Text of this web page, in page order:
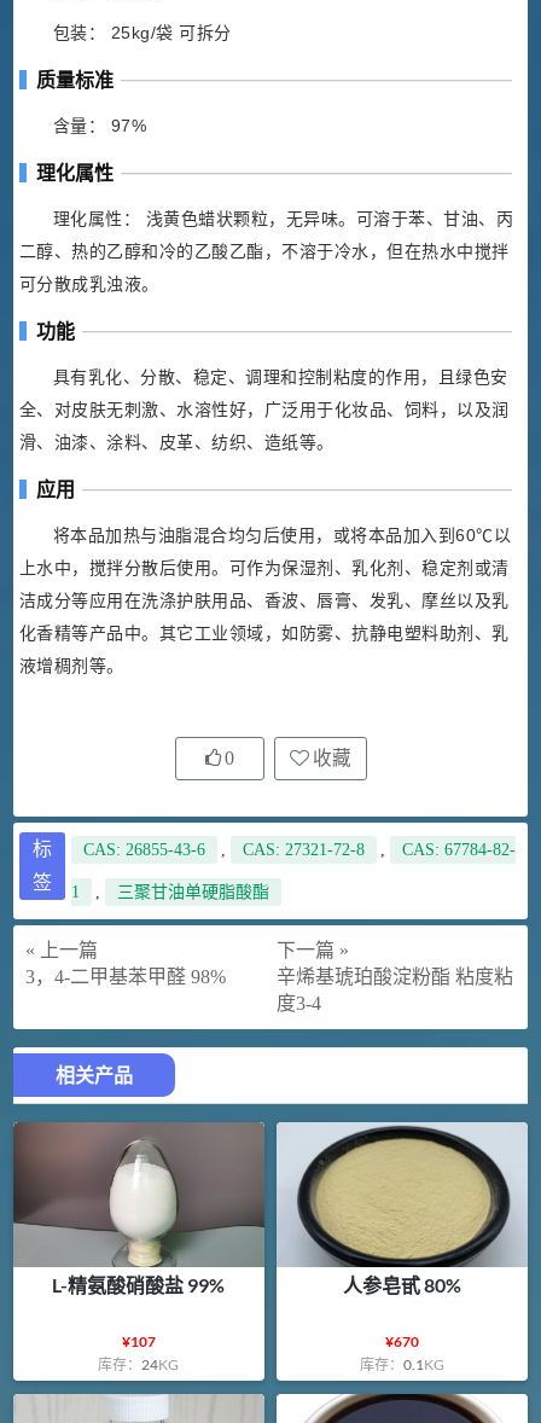
包装： 25kg/袋 可拆分
质量标准
含量： 97%
理化属性
理化属性： 浅黄色蜡状颗粒，无异味。可溶于苯、甘油、丙
二醇、热的乙醇和冷的乙酸乙酯，不溶于冷水，但在热水中搅拌
可分散成乳浊液。
功能
具有乳化、分散、稳定、调理和控制粘度的作用，且绿色安
全、对皮肤无刺激、水溶性好，广泛用于化妆品、饲料，以及润
滑、油漆、涂料、皮革、纺织、造纸等。
应用
将本品加热与油脂混合均匀后使用，或将本品加入到60℃以
上水中，搅拌分散后使用。可作为保湿剂、乳化剂、稳定剂或清
洁成分等应用在洗涤护肤用品、香波、唇膏、发乳、摩丝以及乳
化香精等产品中。其它工业领域，如防雾、抗静电塑料助剂、乳
液增稠剂等。
0 收藏
标
签
CAS: 26855-43-6 , CAS: 27321-72-8 , CAS: 67784-82-
1 , 三聚甘油单硬脂酸酯
« 上一篇
3，4-二甲基苯甲醛 98%
下一篇 »
辛烯基琥珀酸淀粉酯 粘度粘
度3-4
相关产品
L-精氨酸硝酸盐 99%
¥107
库存：24KG
人参皂甙 80%
¥670
库存：0.1KG